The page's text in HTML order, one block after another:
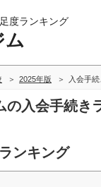
度ランキング
ム
2025年版 入会手続
の入会手続き
ンキング